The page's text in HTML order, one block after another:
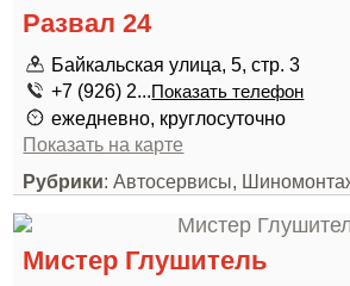
Развал 24
Байкальская улица, 5, стр. 3
+7 (926) 2...Показать телефон
ежедневно, круглосуточно
Показать на карте
Рубрики: Автосервисы,
Мистер Глушитель